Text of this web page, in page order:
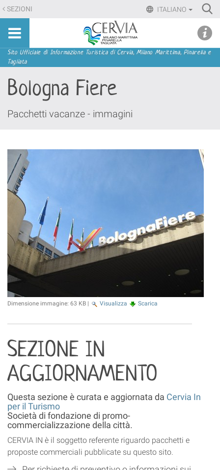
Salta
ai
contenuti.
Salta
alla
navigazione
ITALIANO
SEZIONI
Sito
turistico
ufficiale
Milano
Marittima,
Pinarella,
Tagliata
Sezioni
Sito Ufficiale di Informazione Turistica di Cervia, Milano Marittima, Pinarella e
Tagliata
Bologna Fiere
Pacchetti vacanze - immagini
Dimensione immagine: 63 KB | Visualizza Scarica
SEZIONE IN
AGGIORNAMENTO
Questa sezione è curata e aggiornata da Cervia In
per il Turismo
Società di fondazione di promo-
commercializzazione della città.
CERVIA IN è il soggetto referente riguardo pacchetti e
proposte commerciali pubblicate su questo sito.
menu